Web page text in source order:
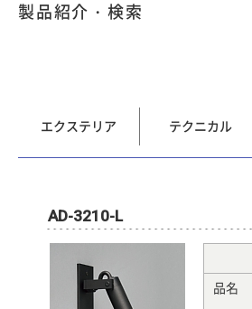
製品紹介・検索
エクステリア テクニカル
AD-3210-L
品名